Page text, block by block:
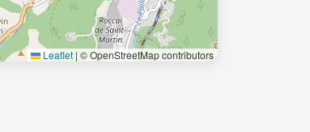
Leaflet | © OpenStreetMap contributors